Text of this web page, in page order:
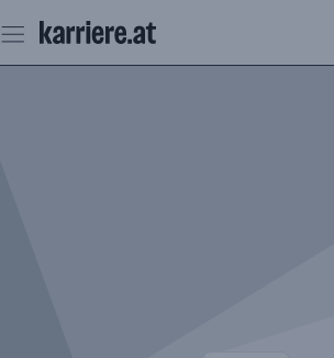
Seiteninhalt
springen